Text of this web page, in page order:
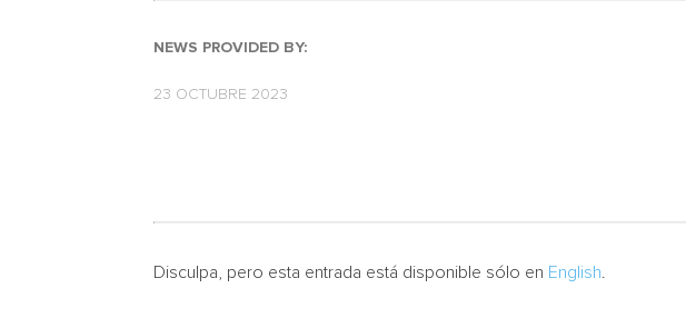
NEWS PROVIDED BY:
23 OCTUBRE 2023
Disculpa, pero esta entrada está disponible sólo en English